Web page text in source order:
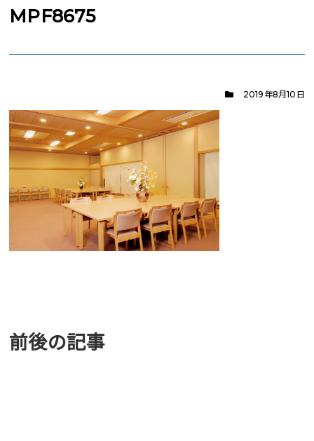
MPF8675
2019年8月10日
前後の記事